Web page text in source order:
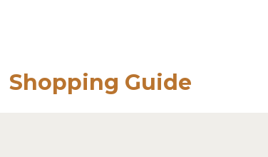
Shopping Guide